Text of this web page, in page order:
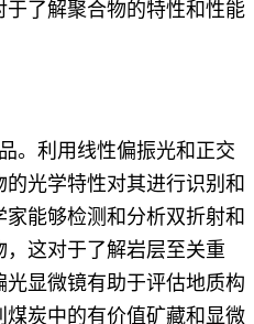
了解聚合物的特性和性能
。利用线性偏振光和正交
光学特性对其进行识别和
能够检测和分析双折射和
这对于了解岩层至关重
显微镜有助于评估地质构
炭中的有价值矿藏和显微